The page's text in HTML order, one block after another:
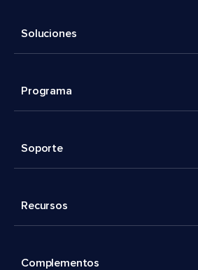
Soluciones
Programa
Soporte
Recursos
Complementos